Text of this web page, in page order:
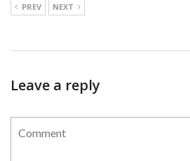
PREV NEXT
Leave a reply